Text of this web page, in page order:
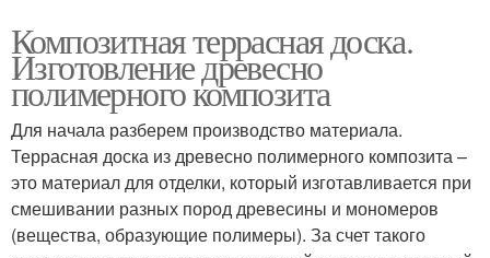
Композитная террасная доска.
Изготовление древесно
полимерного композита
Для начала разберем производство материала.
Террасная доска из древесно полимерного композита –
это материал для отделки, который изготавливается при
смешивании разных пород древесины и мономеров
(вещества, образующие полимеры). За счет такого